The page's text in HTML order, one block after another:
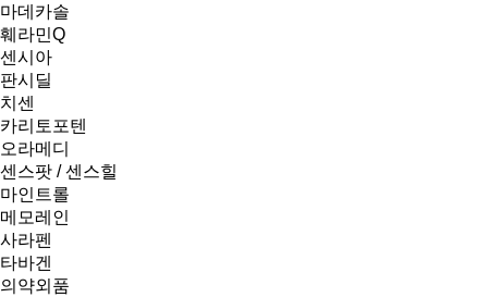
마데카솔
훼라민Q
센시아
판시딜
치센
카리토포텐
오라메디
센스팟 / 센스힐
마인트롤
메모레인
사라펜
타바겐
의약외품